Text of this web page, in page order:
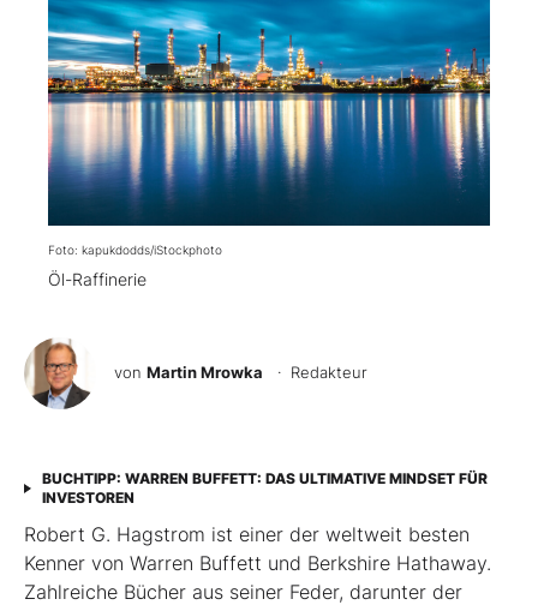
Foto: kapukdodds/iStockphoto
Öl-Raffinerie
von Martin Mrowka · Redakteur
BUCHTIPP: WARREN BUFFETT: DAS ULTIMATIVE MINDSET FÜR
INVESTOREN
Robert G. Hagstrom ist einer der weltweit besten
Kenner von Warren Buffett und Berkshire Hathaway.
Zahlreiche Bücher aus seiner Feder, darunter der